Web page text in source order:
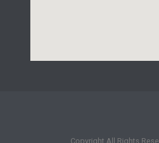
Copyright All Rights